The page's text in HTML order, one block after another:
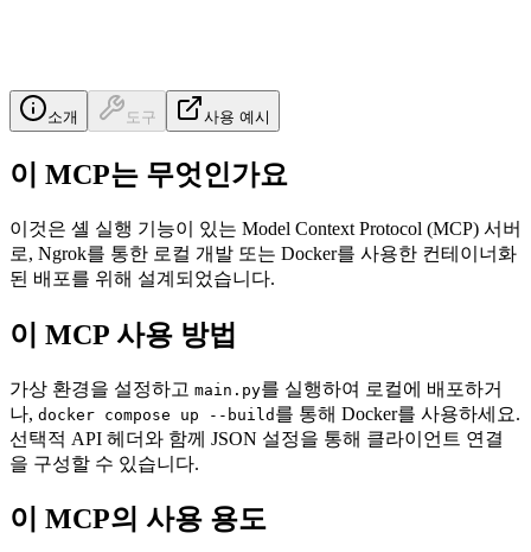
소개 도구 사용 예시
이 MCP는 무엇인가요
이것은 셸 실행 기능이 있는 Model Context Protocol (MCP) 서버
로, Ngrok를 통한 로컬 개발 또는 Docker를 사용한 컨테이너화
된 배포를 위해 설계되었습니다.
이 MCP 사용 방법
가상 환경을 설정하고 main.py를 실행하여 로컬에 배포하거
나, docker compose up --build 를 통해 Docker를 사용하세요.
선택적 API 헤더와 함께 JSON 설정을 통해 클라이언트 연결
을 구성할 수 있습니다.
이 MCP의 사용 용도